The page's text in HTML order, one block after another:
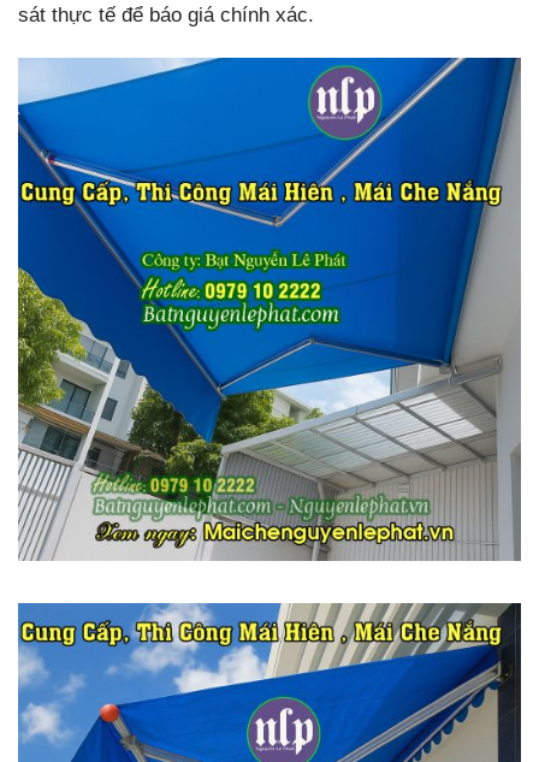
sát thực tế để báo giá chính xác.